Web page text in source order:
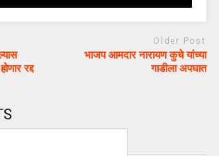
रद्द
Older Post
भाजप आमदार नारायण कुचे यांच्या
गाडीला अपघात